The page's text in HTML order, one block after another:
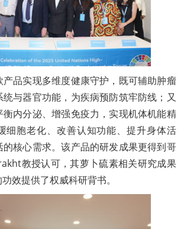
品实现多维度健康守护，既可辅助肿瘤
与器官功能，为疾病预防筑牢防线；又
内分泌、增强免疫力，实现机体机能精
细胞老化、改善认知功能、提升身体活
核心需求。该产品的研发成果更得到哥
教授认可，其萝卜硫素相关研究成果
效提供了权威科研背书。